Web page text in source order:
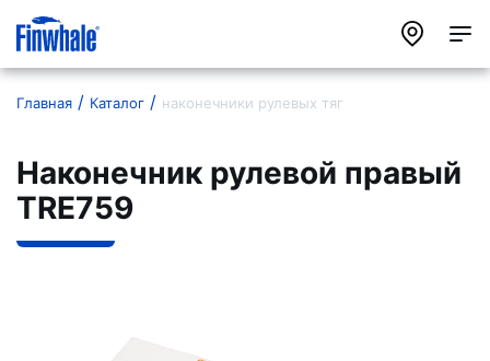
Главная Каталог наконечники рулевых тяг
Наконечник рулевой правый
TRE759